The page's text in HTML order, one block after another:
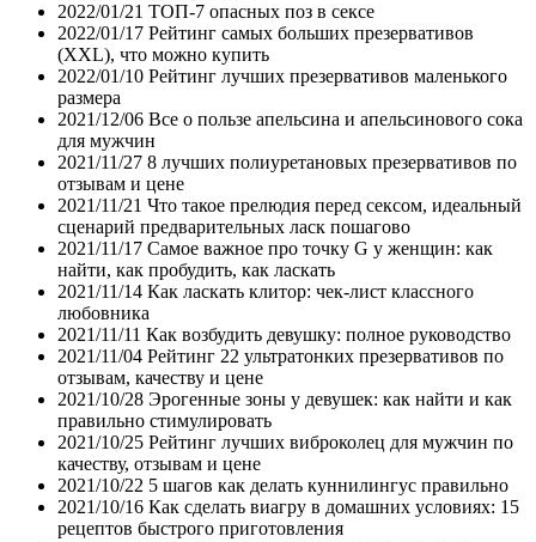
2022/01/21 ТОП-7 опасных поз в сексе
2022/01/17 Рейтинг самых больших презервативов
(XXL), что можно купить
2022/01/10 Рейтинг лучших презервативов маленького
размера
2021/12/06 Все о пользе апельсина и апельсинового сока
для мужчин
2021/11/27 8 лучших полиуретановых презервативов по
отзывам и цене
2021/11/21 Что такое прелюдия перед сексом, идеальный
сценарий предварительных ласк пошагово
2021/11/17 Самое важное про точку G у женщин: как
найти, как пробудить, как ласкать
2021/11/14 Как ласкать клитор: чек-лист классного
любовника
2021/11/11 Как возбудить девушку: полное руководство
2021/11/04 Рейтинг 22 ультратонких презервативов по
отзывам, качеству и цене
2021/10/28 Эрогенные зоны у девушек: как найти и как
правильно стимулировать
2021/10/25 Рейтинг лучших виброколец для мужчин по
качеству, отзывам и цене
2021/10/22 5 шагов как делать куннилингус правильно
2021/10/16 Как сделать виагру в домашних условиях: 15
рецептов быстрого приготовления